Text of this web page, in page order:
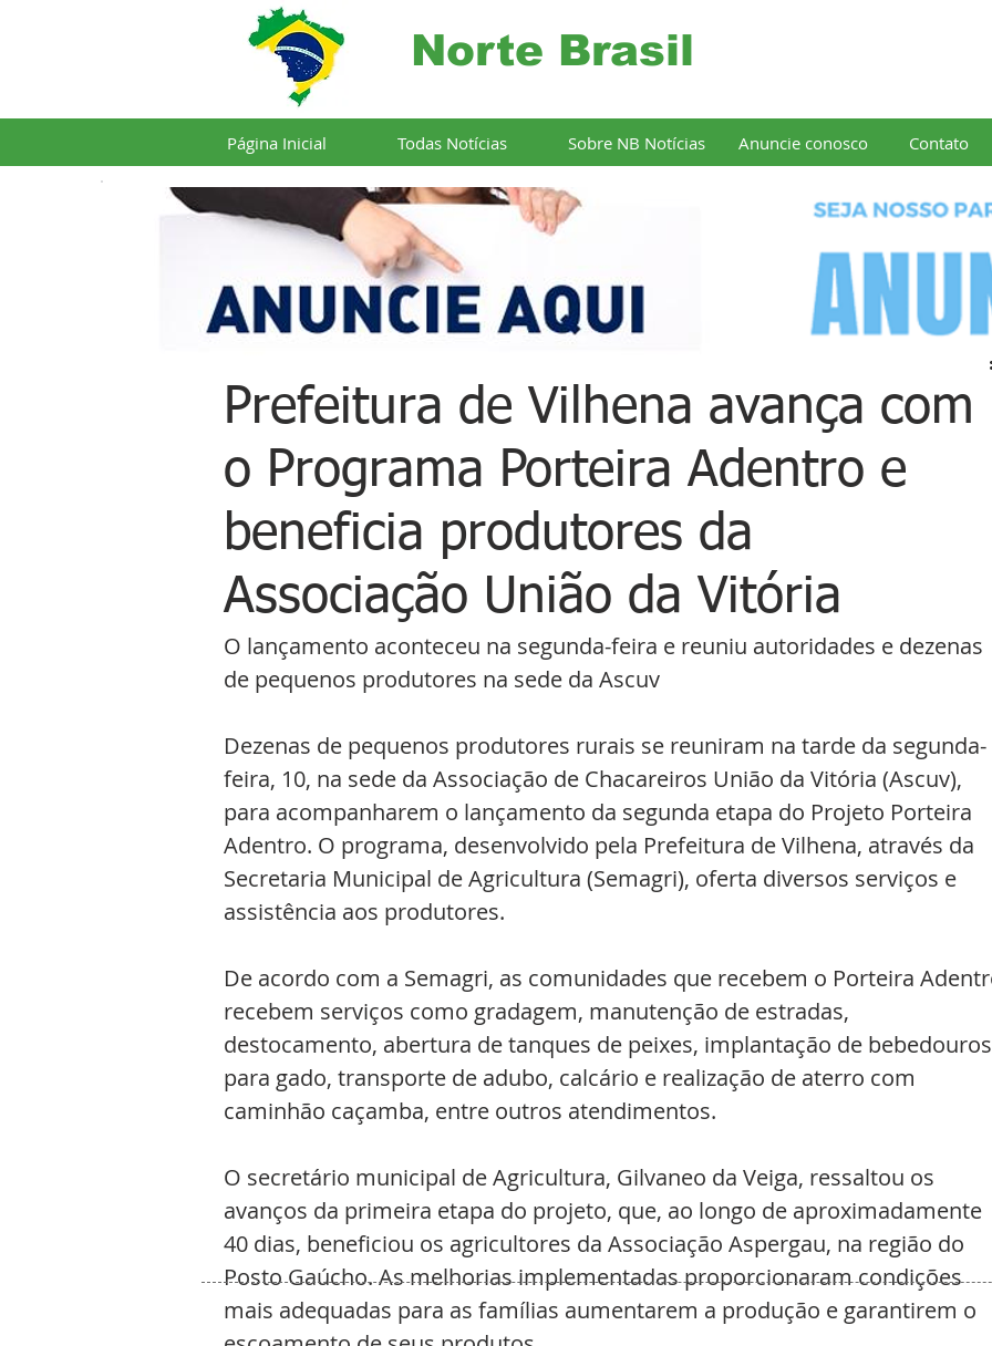
Norte Brasil
Página Inicial Todas Notícias Sobre NB Notícias Anuncie conosco Contato
Prefeitura de Vilhena avança com
o Programa Porteira Adentro e
beneficia produtores da
Associação União da Vitória
O lançamento aconteceu na segunda-feira e reuniu autoridades e dezenas
de pequenos produtores na sede da Ascuv
Dezenas de pequenos produtores rurais se reuniram na tarde da segunda-
feira, 10, na sede da Associação de Chacareiros União da Vitória (Ascuv),
para acompanharem o lançamento da segunda etapa do Projeto Porteira
Adentro. O programa, desenvolvido pela Prefeitura de Vilhena, através da
Secretaria Municipal de Agricultura (Semagri), oferta diversos serviços e
assistência aos produtores.
De acordo com a Semagri, as comunidades que recebem o Porteira
recebem serviços como gradagem, manutenção de estradas,
destocamento, abertura de tanques de peixes, implantação de
para gado, transporte de adubo, calcário e realização de aterro com
caminhão caçamba, entre outros atendimentos.
O secretário municipal de Agricultura, Gilvaneo da Veiga, ressaltou os
avanços da primeira etapa do projeto, que, ao longo de aproximadamente
40 dias, beneficiou os agricultores da Associação Aspergau, na região do
Posto Gaúcho. As melhorias implementadas proporcionaram condições
mais adequadas para as famílias aumentarem a produção e garantirem o